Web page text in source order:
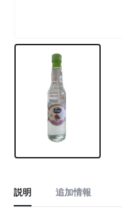
説明 追加情報